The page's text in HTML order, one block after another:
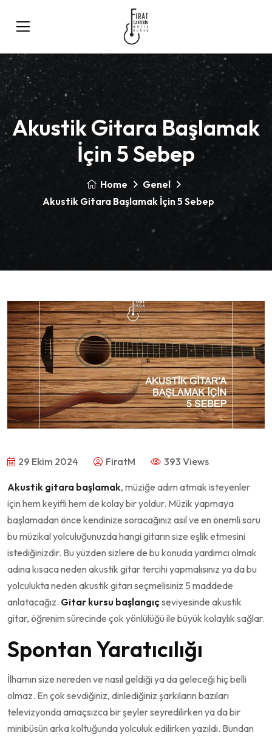
Akustik Gitara Başlamak
İçin 5 Sebep
Home
Genel
Akustik Gitara Başlamak İçin 5 Sebep
29 Ekim 2024 FiratM 393 Views
Akustik gitara başlamak, müziğe adım atmak isteyenler
için hem keyifli hem de kolay bir yoldur. Müzik yapmaya
başlamadan önce kendinize soracağınız asıl ve en önemli soru
bu müzikal yolculuğunuzda hangi gitarın size eşlik etmesini
istediğinizdir. Bu yüzden sizlere de bu konuda yardımcı olmak
adına kısaca neden akustik gitar tercihi yapmalısınız ya da bu
yolculukta neden akustik gitarı seçmelisiniz 5 maddede
anlatacağız. Gitar kursu başlangıçseviyesinde akustik
gitar, öğrenim sürecinde çok yönlülüğü ile büyük kolaylık sağlar.
Spontan Yaratıcılığı
İlhamın size nereden ve nasıl geldiği ya da geleceği hiç belli
olmaz. En çok sevdiğiniz, dinlediğiniz şarkıların bazıları
televizyonda amaçsızca bir şeyler seyredilirken ya da bir
minibüsün arka koltuğunda yolculuk edilirken yazıldı. Bundan